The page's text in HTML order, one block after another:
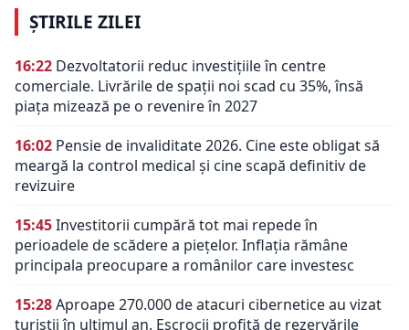
ȘTIRILE ZILEI
16:22 Dezvoltatorii reduc investițiile în centre
comerciale. Livrările de spații noi scad cu 35%, însă
piața mizează pe o revenire în 2027
16:02 Pensie de invaliditate 2026. Cine este obligat să
meargă la control medical și cine scapă definitiv de
revizuire
15:45Investitorii cumpără tot mai repede în
perioadele de scădere a piețelor. Inflația rămâne
principala preocupare a românilor care investesc
15:28Aproape 270.000 de atacuri cibernetice au vizat
turiștii în ultimul an. Escrocii profită de rezervările